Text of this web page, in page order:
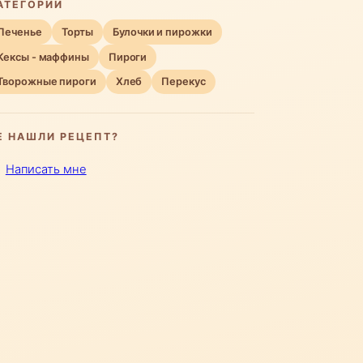
Торты Булочки и пирожки
- маффины Пироги
пироги Хлеб Перекус
НАШЛИ РЕЦЕПТ?
Написать мне